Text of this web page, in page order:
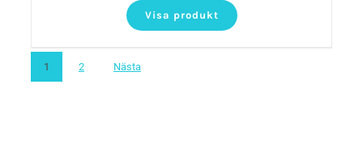
Visa produkt
1 2 Nästa